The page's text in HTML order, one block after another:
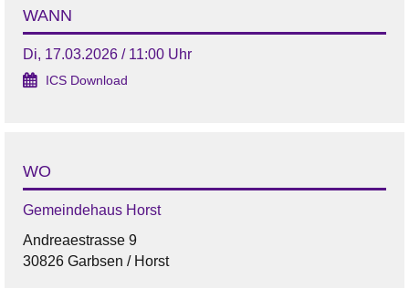
WANN
Di, 17.03.2026 / 11:00 Uhr
ICS Download
WO
Gemeindehaus Horst
Andreaestrasse 9
30826 Garbsen / Horst